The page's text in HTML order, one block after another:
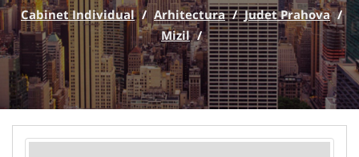
Cabinet Individual / Arhitectura / Judet Prahova /
Mizil /